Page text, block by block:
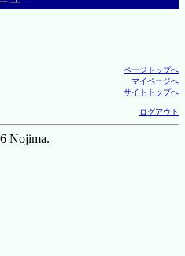
ページトップへ
マイページへ
サイトトップへ
ログアウト
Nojima.